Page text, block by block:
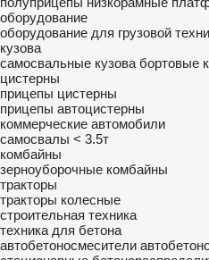
оборудование
оборудование для грузовой
кузова
самосвальные кузова бортовые
цистерны
прицепы цистерны
прицепы автоцистерны
коммерческие автомобили
самосвалы < 3.5т
комбайны
зерноуборочные комбайны
тракторы
тракторы колесные
строительная техника
техника для бетона
автобетоносмесители